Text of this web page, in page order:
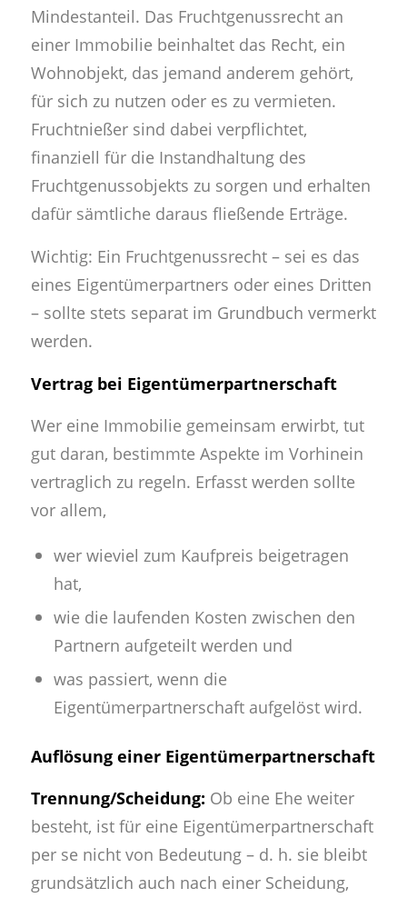
Mindestanteil. Das Fruchtgenussrecht an
einer Immobilie beinhaltet das Recht, ein
Wohnobjekt, das jemand anderem gehört,
für sich zu nutzen oder es zu vermieten.
Fruchtnießer sind dabei verpflichtet,
finanziell für die Instandhaltung des
Fruchtgenussobjekts zu sorgen und erhalten
dafür sämtliche daraus fließende Erträge.
Wichtig: Ein Fruchtgenussrecht – sei es das
eines Eigentümerpartners oder eines Dritten
– sollte stets separat im Grundbuch vermerkt
werden.
Vertrag bei Eigentümerpartnerschaft
Wer eine Immobilie gemeinsam erwirbt, tut
gut daran, bestimmte Aspekte im Vorhinein
vertraglich zu regeln. Erfasst werden sollte
vor allem,
wer wieviel zum Kaufpreis beigetragen
hat,
wie die laufenden Kosten zwischen den
Partnern aufgeteilt werden und
was passiert, wenn die
Eigentümerpartnerschaft aufgelöst wird.
Auflösung einer Eigentümerpartnerschaft
Trennung/Scheidung: Ob eine Ehe weiter
besteht, ist für eine Eigentümerpartnerschaft
per se nicht von Bedeutung – d. h. sie bleibt
grundsätzlich auch nach einer Scheidung,